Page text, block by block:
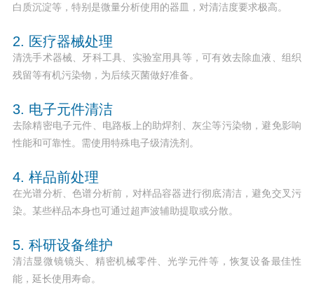
白质沉淀等，特别是微量分析使用的器皿，对清洁度要求极高。
2. 医疗器械处理
清洗手术器械、牙科工具、实验室用具等，可有效去除血液、组织
残留等有机污染物，为后续灭菌做好准备。
3. 电子元件清洁
去除精密电子元件、电路板上的助焊剂、灰尘等污染物，避免影响
性能和可靠性。需使用特殊电子级清洗剂。
4. 样品前处理
在光谱分析、色谱分析前，对样品容器进行彻底清洁，避免交叉污
染。某些样品本身也可通过超声波辅助提取或分散。
5. 科研设备维护
清洁显微镜镜头、精密机械零件、光学元件等，恢复设备最佳性
能，延长使用寿命。